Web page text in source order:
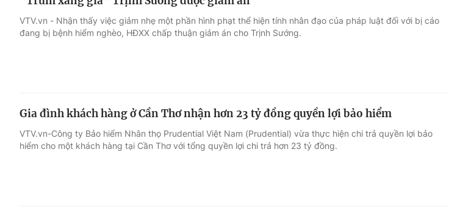
VTV.vn - Nhận thấy việc giảm nhẹ một phần hình phạt thể hiện tính nhân đạo của pháp luật đối với bị cáo
đang bị bệnh hiểm nghèo, HĐXX chấp thuận giảm án cho Trịnh Sướng.
Gia đình khách hàng ở Cần Thơ nhận hơn 23 tỷ đồng quyền lợi bảo hiểm
VTV.vn-Công ty Bảo hiểm Nhân thọ Prudential Việt Nam (Prudential) vừa thực hiện chi trả quyền lợi bảo
hiểm cho một khách hàng tại Cần Thơ với tổng quyền lợi chi trả hơn 23 tỷ đồng.